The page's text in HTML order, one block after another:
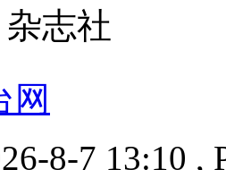
志社
网
8-7 13:10 ,